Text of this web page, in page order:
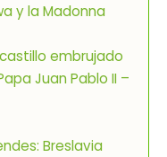
y la Madonna
embrujado
Juan Pablo II –
Breslavia